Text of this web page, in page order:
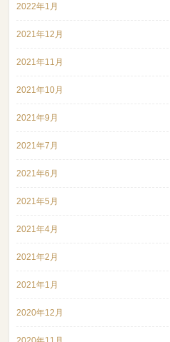
2022年1月
2021年12月
2021年11月
2021年10月
2021年9月
2021年7月
2021年6月
2021年5月
2021年4月
2021年2月
2021年1月
2020年12月